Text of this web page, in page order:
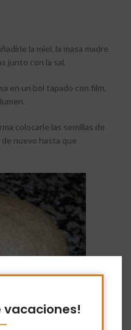
vacaciones!
la miel, la masa madre
junto con la sal.
en un bol tapado con film,
colocarle las semillas de
nuevo hasta que